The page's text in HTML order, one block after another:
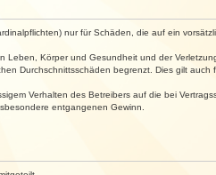
nur für Schäden, die auf ein
Körper und Gesundheit und der
Durchschnittsschäden begrenzt. Dies gilt auch
Verhalten des Betreibers auf die bei
entgangenen Gewinn.